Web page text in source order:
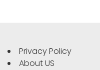
Privacy Policy
About US